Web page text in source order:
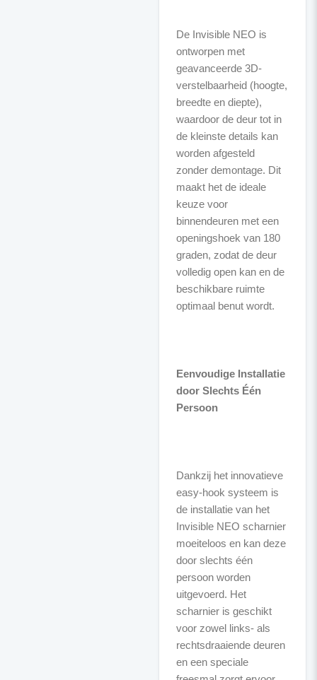
De Invisible NEO is
ontworpen met
geavanceerde 3D-
verstelbaarheid (hoogte,
breedte en diepte),
waardoor de deur tot in
de kleinste details kan
worden afgesteld
zonder demontage. Dit
maakt het de ideale
keuze voor
binnendeuren met een
openingshoek van 180
graden, zodat de deur
volledig open kan en de
beschikbare ruimte
optimaal benut wordt.
Eenvoudige Installatie
door Slechts Één
Persoon
Dankzij het innovatieve
easy-hook systeem is
de installatie van het
Invisible NEO scharnier
moeiteloos en kan deze
door slechts één
persoon worden
uitgevoerd. Het
scharnier is geschikt
voor zowel links- als
rechtsdraaiende deuren
en een speciale